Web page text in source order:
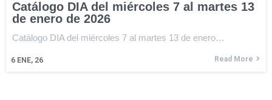
Catálogo DIA del miércoles 7 al martes 13
de enero de 2026
6 ENE, 26
Catálogo DIA del miércoles 7 al martes 13 de enero…
Read More